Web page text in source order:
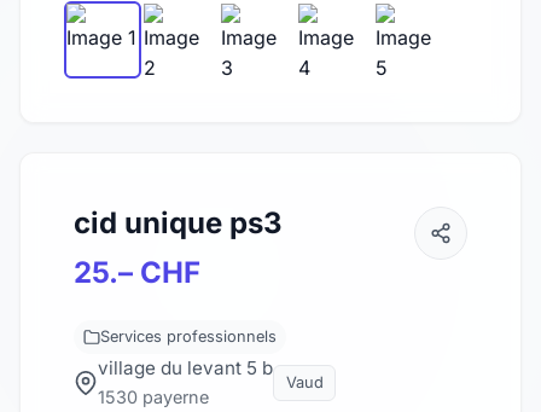
cid unique ps3
25.– CHF
Services professionnels
village du levant 5 b
1530 payerne
Vaud